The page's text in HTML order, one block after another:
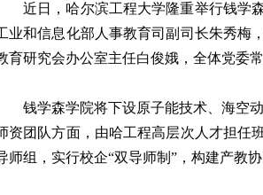
近日，哈尔滨工程大学隆重举行钱学
业和信息化部人事教育司副司长朱秀梅
育研究会办公室主任白俊娥，全体党委
钱学森学院将下设原子能技术、海空
资团队方面，由哈工程高层次人才担任
师组，实行校企“双导师制”，构建产教